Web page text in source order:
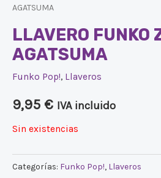
AGATSUMA
LLAVERO FUNKO
AGATSUMA
Funko Pop!, Llaveros
9,95 € IVA incluido
Sin existencias
Categorías: Funko Pop!, Llaveros